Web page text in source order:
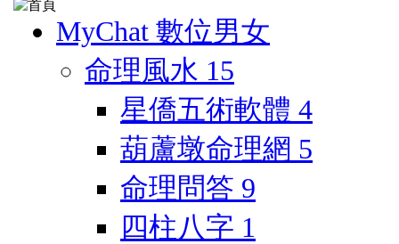
MyChat 數位男女
命理風水 15
星僑五術軟體 4
葫蘆墩命理網 5
命理問答 9
四柱八字 1